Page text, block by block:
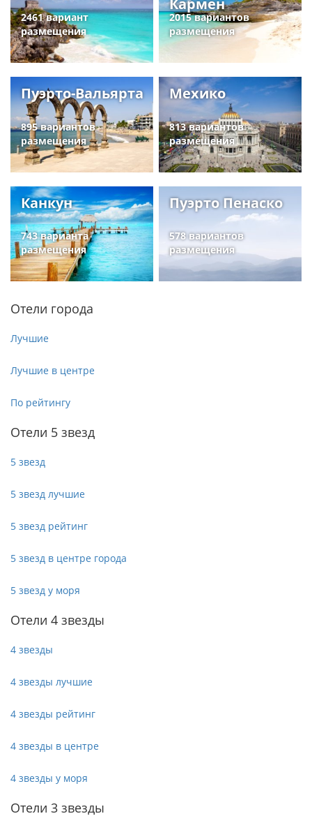
2461 вариант
размещения
2015 вариантов
размещения
Пуэрто-Вальярта
895 вариантов
размещения
Мехико
813 вариантов
размещения
Канкун
743 варианта
размещения
Пуэрто Пенаско
578 вариантов
размещения
Отели города
Лучшие
Лучшие в центре
По рейтингу
Отели 5 звезд
5 звезд
5 звезд лучшие
5 звезд рейтинг
5 звезд в центре города
5 звезд у моря
Отели 4 звезды
4 звезды
4 звезды лучшие
4 звезды рейтинг
4 звезды в центре
4 звезды у моря
Отели 3 звезды